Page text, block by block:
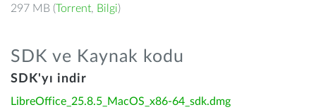
297 MB (Torrent, Bilgi)
SDK ve Kaynak kodu
SDK'yı indir
LibreOffice_25.8.5_MacOS_x86-64_sdk.dmg